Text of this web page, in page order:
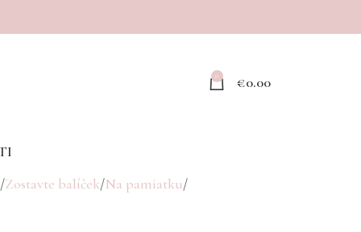
0 €0.00
Zostavte balíček Na pamiatku